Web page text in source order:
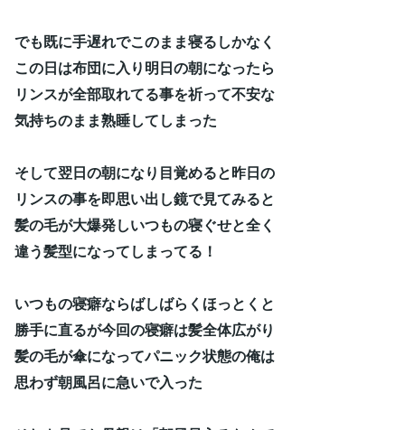
でも既に手遅れでこのまま寝るしかなく
この日は布団に入り明日の朝になったら
リンスが全部取れてる事を祈って不安な
気持ちのまま熟睡してしまった
そして翌日の朝になり目覚めると昨日の
リンスの事を即思い出し鏡で見てみると
髪の毛が大爆発しいつもの寝ぐせと全く
違う髪型になってしまってる！
いつもの寝癖ならばしばらくほっとくと
勝手に直るが今回の寝癖は髪全体広がり
髪の毛が傘になってパニック状態の俺は
思わず朝風呂に急いで入った